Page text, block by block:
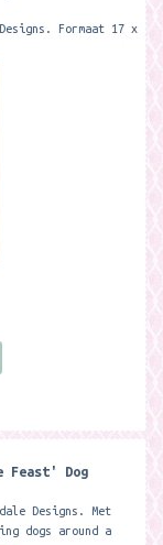
Formaat 17 x
Feast' Dog
Designs. Met
dogs around a